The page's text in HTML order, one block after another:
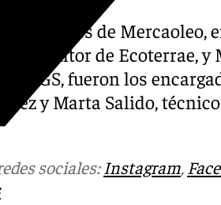
de Mercaoleo,
consultor de Ecoterrae, y
SGS, fueron los
y Marta Salido,
sociales: Instagram,